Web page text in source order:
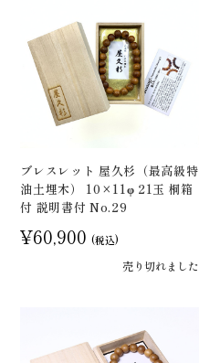
ブレスレット 屋久杉（最高級特
油土埋木） 10×11φ 21玉 桐箱
付 説明書付 No.29
¥60,900 (税込)
売り切れました